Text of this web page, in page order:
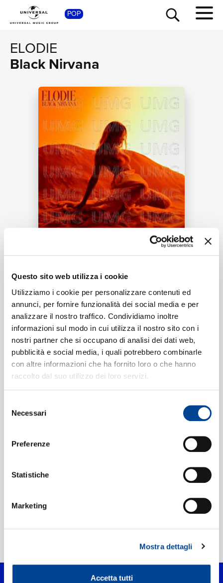
Questo sito web utilizza i cookie
Utilizziamo i cookie per personalizzare contenuti ed
annunci, per fornire funzionalità dei social media e per
analizzare il nostro traffico. Condividiamo inoltre
informazioni sul modo in cui utilizza il nostro sito con i
nostri partner che si occupano di analisi dei dati web,
pubblicità e social media, i quali potrebbero combinarle
con altre informazioni che ha fornito loro o che hanno
raccolto dal suo utilizzo dei loro servizi.
delNecessari
Preferenze
Statistiche
Marketing
Mostra dettagli
Accetta tutti
POP
ELODIE
Black Nirvana
1 Black Nirvana
03:04
Elodie
Formati disponibili:
UPC:00602465865240
Black Nirvana
SHOP
TOUR NEWS
RICERCA
CHI SIAMO
CONTATTI
NEWSLETTER